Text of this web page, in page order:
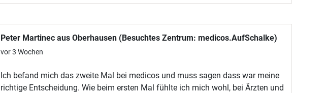
Peter Martinec aus Oberhausen (Besuchtes Zentrum: medicos.AufSchalke)
vor 3 Wochen
Ich befand mich das zweite Mal bei medicos und muss sagen dass war meine
richtige Entscheidung. Wie beim ersten Mal fühlte ich mich wohl, bei Ärzten und